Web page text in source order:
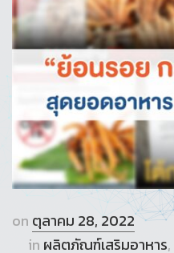
on ตุลาคม 28, 2022
in ผลิตภัณฑ์เสริมอาหาร,